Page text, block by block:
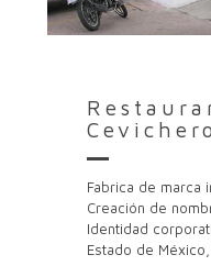
Cevichero
Fabrica de marca
Creación de
Identidad
Estado de